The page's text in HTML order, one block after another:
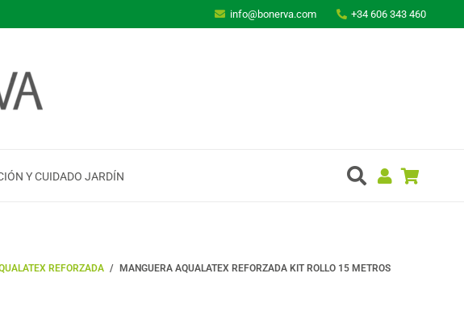
info@bonerva.com +34 606 343 460
Y CUIDADO JARDÍN
REFORZADA / MANGUERA AQUALATEX REFORZADA KIT ROLLO 15 METROS